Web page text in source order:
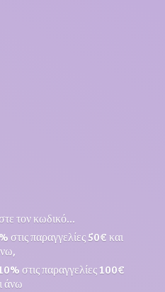
τον κωδικό...
παραγγελίες 50€ και
στις παραγγελίες 100€
άνω